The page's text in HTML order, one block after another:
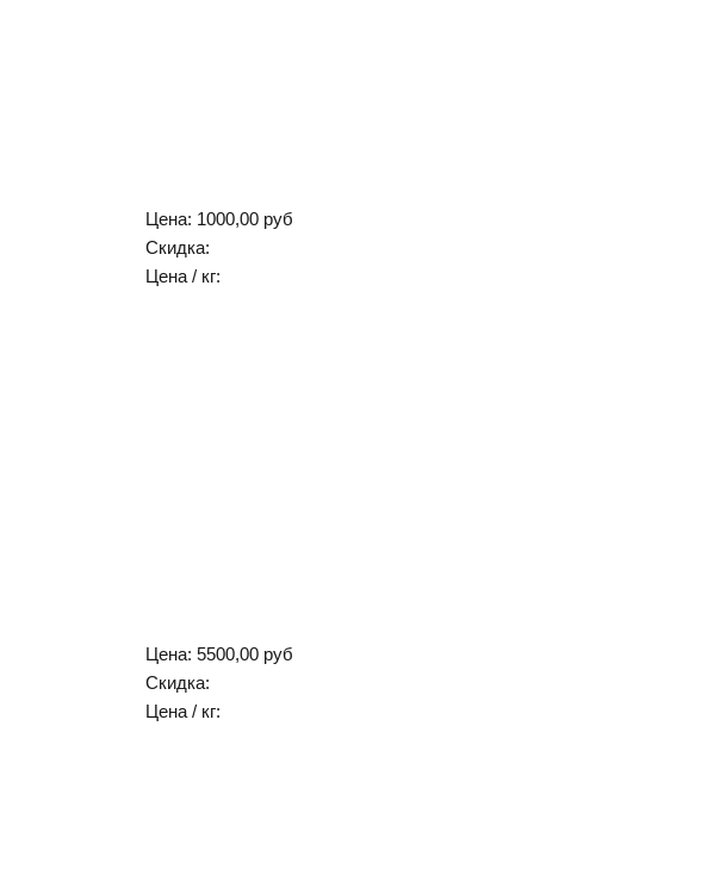
Цена: 1000,00 руб
Скидка:
Цена / кг:
Цена: 5500,00 руб
Скидка:
Цена / кг: